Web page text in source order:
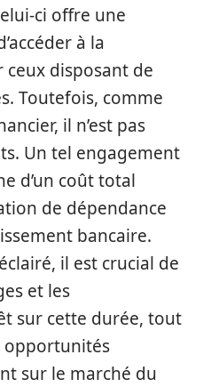
ci offre une
à la
disposant de
Toutefois, comme
il n’est pas
Un tel engagement
d’un coût total
de dépendance
bancaire.
il est crucial de
et les
sur cette durée, tout
opportunités
sur le marché du